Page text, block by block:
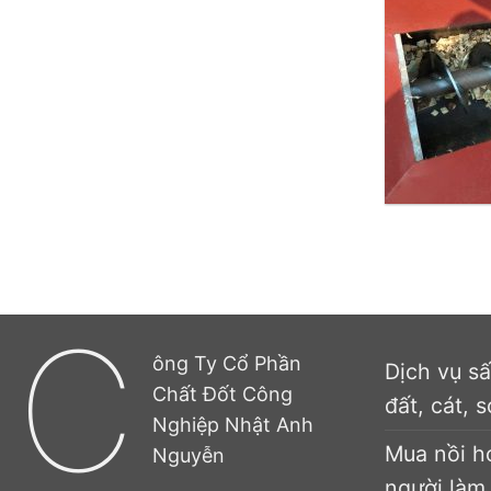
C
ông Ty Cổ Phần
Chất Đốt Công
Nghiệp Nhật Anh
Nguyễn
Dịch vụ
đất, cát,
Mua nồi